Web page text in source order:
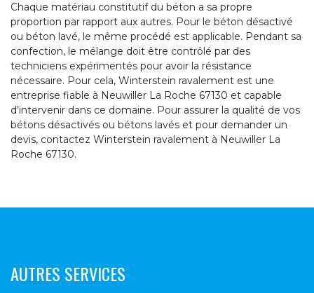
Chaque matériau constitutif du béton a sa propre
proportion par rapport aux autres. Pour le béton désactivé
ou béton lavé, le même procédé est applicable. Pendant sa
confection, le mélange doit être contrôlé par des
techniciens expérimentés pour avoir la résistance
nécessaire. Pour cela, Winterstein ravalement est une
entreprise fiable à Neuwiller La Roche 67130 et capable
d’intervenir dans ce domaine. Pour assurer la qualité de vos
bétons désactivés ou bétons lavés et pour demander un
devis, contactez Winterstein ravalement à Neuwiller La
Roche 67130.
AUTRES SERVICES